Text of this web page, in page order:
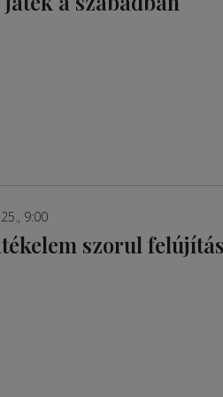
9:00
szorul